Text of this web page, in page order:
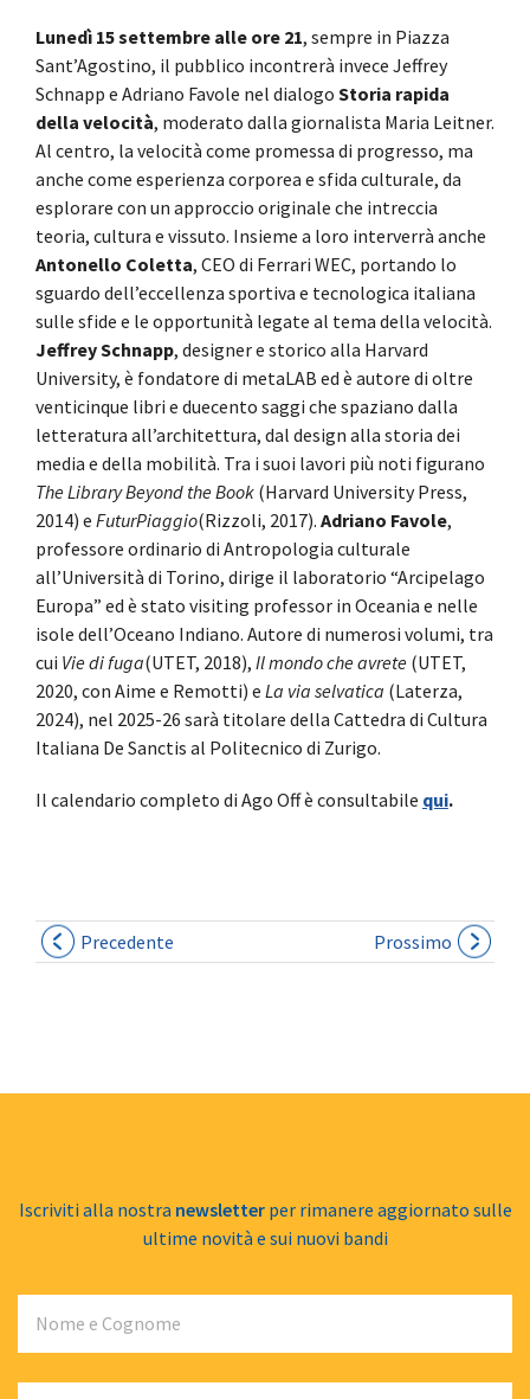
Lunedì 15 settembre alle ore 21, sempre in Piazza
Sant’Agostino, il pubblico incontrerà invece Jeffrey
Schnapp e Adriano Favole nel dialogo Storia rapida
della velocità, moderato dalla giornalista Maria Leitner.
Al centro, la velocità come promessa di progresso, ma
anche come esperienza corporea e sfida culturale, da
esplorare con un approccio originale che intreccia
teoria, cultura e vissuto. Insieme a loro interverrà anche
Antonello Coletta, CEO di Ferrari WEC, portando lo
sguardo dell’eccellenza sportiva e tecnologica italiana
sulle sfide e le opportunità legate al tema della velocità.
Jeffrey Schnapp, designer e storico alla Harvard
University, è fondatore di metaLAB ed è autore di oltre
venticinque libri e duecento saggi che spaziano dalla
letteratura all’architettura, dal design alla storia dei
media e della mobilità. Tra i suoi lavori più noti figurano
The Library Beyond the Book(Harvard University Press,
2014) e FuturPiaggio(Rizzoli, 2017). Adriano Favole,
professore ordinario di Antropologia culturale
all’Università di Torino, dirige il laboratorio “Arcipelago
Europa” ed è stato visiting professor in Oceania e nelle
isole dell’Oceano Indiano. Autore di numerosi volumi, tra
cui Vie di fuga(UTET, 2018), Il mondo che avrete(UTET,
2020, con Aime e Remotti) e La via selvatica (Laterza,
2024), nel 2025-26 sarà titolare della Cattedra di Cultura
Italiana De Sanctis al Politecnico di Zurigo.
Il calendario completo di Ago Off è consultabile qui.
Precedente Prossimo
Iscriviti alla nostra newsletterper rimanere aggiornato sulle
ultime novità e sui nuovi bandi